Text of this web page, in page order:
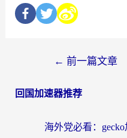
← 前一篇文章
回国加速器推荐